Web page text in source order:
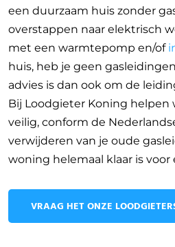
een duurzaam huis zonder
overstappen naar elektrisch
met een warmtepomp en/of
huis, heb je geen
advies is dan ook om de
Bij Loodgieter Koning helpen
veilig, conform de
verwijderen van je oude
woning helemaal klaar is
VRAAG HET ONZE